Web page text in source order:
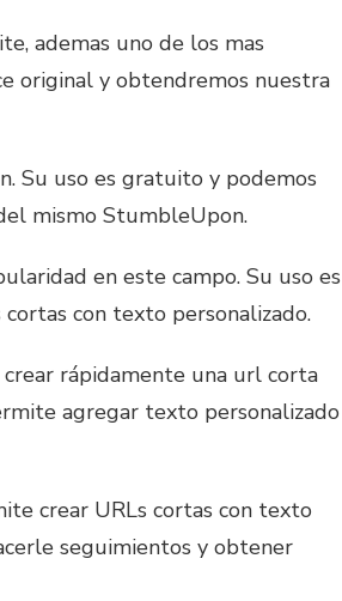
ademas uno de los mas
original y obtendremos nuestra
Su uso es gratuito y podemos
mismo StumbleUpon.
en este campo. Su uso es
con texto personalizado.
rápidamente una url corta
agregar texto personalizado
crear URLs cortas con texto
seguimientos y obtener